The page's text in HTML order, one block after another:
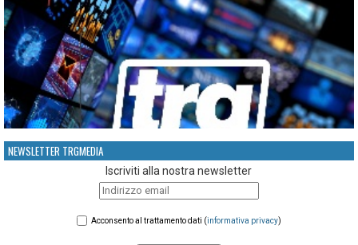
NEWSLETTER TRGMEDIA
Iscriviti alla nostra newsletter
Acconsento al trattamento dati (informativa privacy)